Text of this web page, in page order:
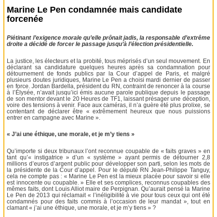
Marine Le Pen condamnée mais candidate
forcenée
Piétinant l’exigence morale qu’elle prônait jadis, la responsable d’extrême
droite a décidé de forcer le passage jusqu’à l’élection présidentielle.
La justice, les électeurs et la probité, tous méprisés d’un seul mouvement. En
déclarant sa candidature quelques heures après sa condamnation pour
détournement de fonds publics par la Cour d’appel de Paris, et malgré
plusieurs doutes juridiques, Marine Le Pen a choisi mardi dernier de passer
en force. Jordan Bardella, président du RN, contraint de renoncer à la course
à l’Élysée, n’avait jusqu’ici émis aucune parole publique depuis le passage
de son mentor devant le 20 Heures de TF1, laissant présager une déception,
voire des tensions à venir. Face aux caméras, il n’a guère été plus prolixe, se
contentant de déclarer être « extrêmement heureux que nous puissions
entrer en campagne avec Marine ».
« J’ai une éthique, une morale, et je m’y tiens »
Qu’importe si deux tribunaux l’ont reconnue coupable de « faits graves » en
tant qu’« instigatrice » d’un « système » ayant permis de détourner 2,8
millions d’euros d’argent public pour développer son parti, selon les mots de
la présidente de la Cour d’appel. Pour le député RN Jean-Philippe Tanguy,
cela ne compte pas : « Marine Le Pen est la mieux placée pour savoir si elle
est innocente ou coupable. » Elle et ses complices, reconnus coupables des
mêmes faits, dont Louis Alliot maire de Perpignan. Qu’aurait pensé la Marine
Le Pen de 2013 qui réclamait « l’inéligibilité à vie pour tous ceux qui ont été
condamnés pour des faits commis à l’occasion de leur mandat », tout en
clamant « j’ai une éthique, une morale, et je m’y tiens » ?